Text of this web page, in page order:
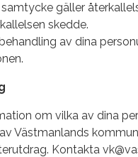
gäller
skedde.
av dina
om vilka av dina
Västmanlands
Kontakta